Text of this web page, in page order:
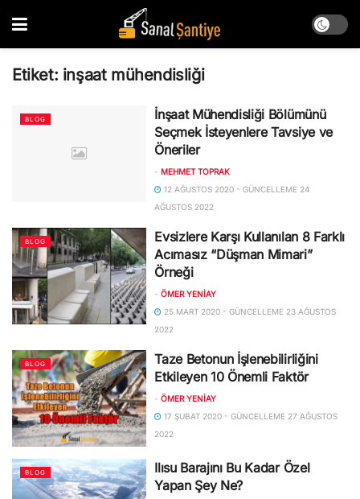
Etiket: inşaat mühendisliği
BLOG
İnşaat Mühendisliği Bölümünü
Seçmek İsteyenlere Tavsiye ve
Öneriler
- MEHMET TOPRAK
12 AĞUSTOS 2020 - GÜNCELLEME 24
AĞUSTOS 2022
BLOG
Evsizlere Karşı Kullanılan 8 Farklı
Acımasız “Düşman Mimari”
Örneği
- ÖMER YENIAY
25 MART 2020 - GÜNCELLEME 23 AĞUSTOS
2022
BLOG
Taze Betonun İşlenebilirliğini
Etkileyen 10 Önemli Faktör
- ÖMER YENIAY
17 ŞUBAT 2020 - GÜNCELLEME 27 AĞUSTOS
2022
BLOG
Ilısu Barajını Bu Kadar Özel
Yapan Şey Ne?